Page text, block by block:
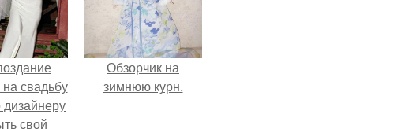
свадьбу
свой
Обзорчик на
зимнюю курн.